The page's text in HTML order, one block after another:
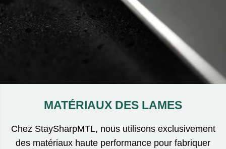
MATÉRIAUX DES LAMES
Chez StaySharpMTL, nous utilisons exclusivement
des matériaux haute performance pour fabriquer